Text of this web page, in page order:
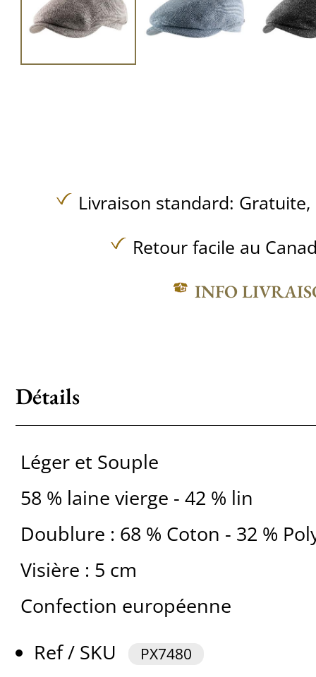
Livraison standard: Gratuite,
Retour facile au
INFO
Détails
Léger et Souple
58 % laine vierge - 42 % lin
Doublure : 68 % Coton - 32 %
Visière : 5 cm
Confection européenne
Ref / SKU
PX7480